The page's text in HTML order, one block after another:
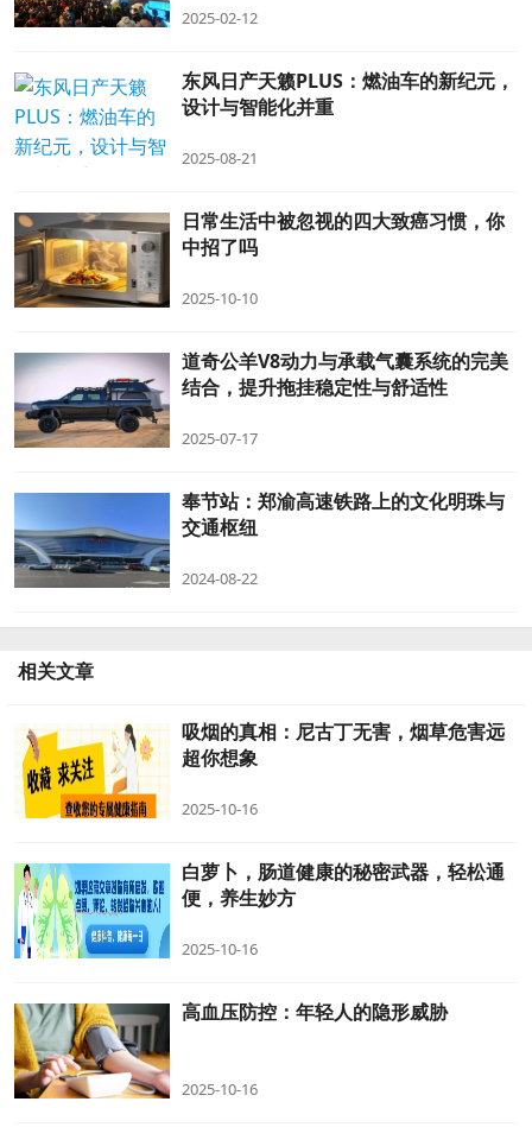
2025-02-12
东风日产天籁PLUS：燃油车的新纪元，
设计与智能化并重
2025-08-21
日常生活中被忽视的四大致癌习惯，你
中招了吗
2025-10-10
道奇公羊V8动力与承载气囊系统的完美
结合，提升拖挂稳定性与舒适性
2025-07-17
奉节站：郑渝高速铁路上的文化明珠与
交通枢纽
2024-08-22
相关文章
吸烟的真相：尼古丁无害，烟草危害远
超你想象
2025-10-16
白萝卜，肠道健康的秘密武器，轻松通
便，养生妙方
2025-10-16
高血压防控：年轻人的隐形威胁
2025-10-16